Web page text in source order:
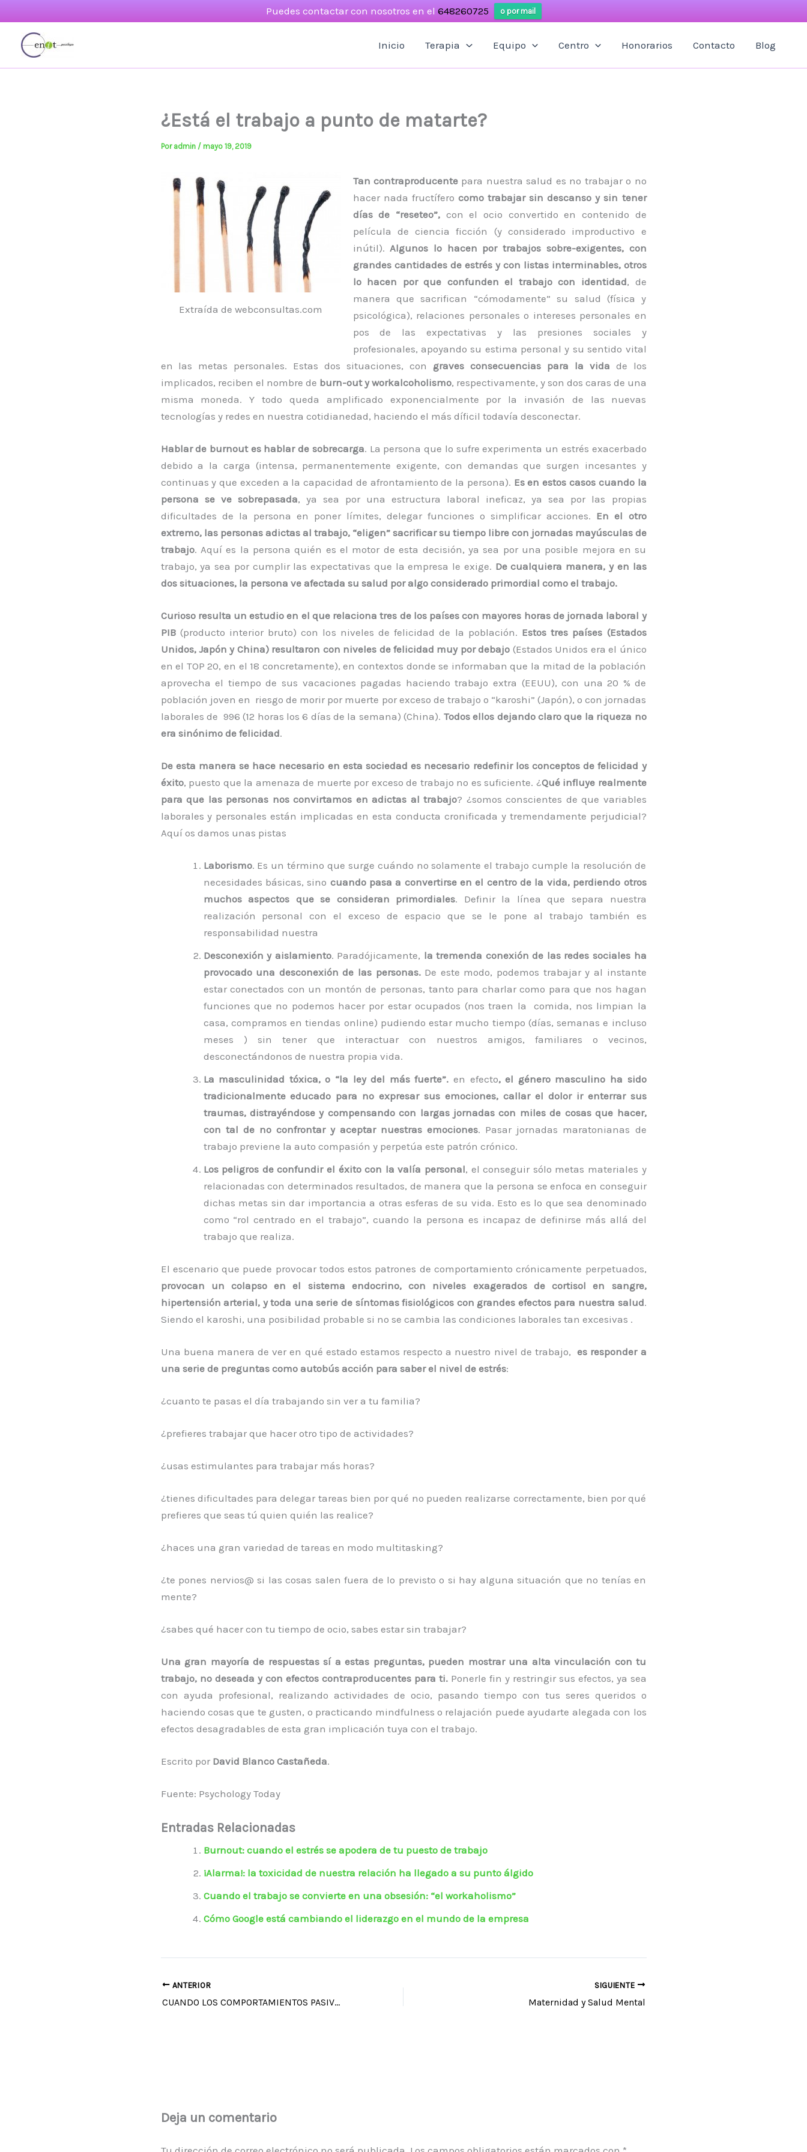
Puedes contactar con nosotros en el 648260725 o por mail
Inicio Terapia Equipo Centro Honorarios Contacto Blog
¿Está el trabajo a punto de matarte?
Por admin / mayo 19, 2019
Extraída de webconsultas.com
Tan contraproducentepara nuestra salud es no trabajar o no
hacer nada fructífero como trabajar sin descanso y sin tener
días de “reseteo”,con el ocio convertido en contenido de
película de ciencia ficción (y considerado improductivo e
inútil).Algunos lo hacen por trabajos sobre-exigentes, con
grandes cantidades de estrés y con listas interminables, otros
lo hacen por que confunden el trabajo con identidad, de
manera que sacrifican “cómodamente” su salud (física y
psicológica), relaciones personales o intereses personales en
pos de las expectativas y las presiones sociales y
profesionales, apoyando su estima personal y su sentido vital
en las metas personales. Estas dos situaciones, con graves consecuencias para la vida de los
implicados, reciben el nombre de burn-out y workalcoholismo, respectivamente, y son dos caras de una
misma moneda. Y todo queda amplificado exponencialmente por la invasión de las nuevas
tecnologías y redes en nuestra cotidianedad, haciendo el más díficil todavía desconectar.
Hablar de burnout es hablar de sobrecarga. La persona que lo sufre experimenta un estrés exacerbado
debido a la carga (intensa, permanentemente exigente, con demandas que surgen incesantes y
continuas y que exceden a la capacidad de afrontamiento de la persona). Es en estos casos cuando la
persona se ve sobrepasada, ya sea por una estructura laboral ineficaz, ya sea por las propias
dificultades de la persona en poner límites, delegar funciones o simplificar acciones. En el otro
extremo, las personas adictas al trabajo, “eligen” sacrificar su tiempo libre con jornadas mayúsculas de
trabajo. Aquí es la persona quién es el motor de esta decisión, ya sea por una posible mejora en su
trabajo, ya sea por cumplir las expectativas que la empresa le exige. De cualquiera manera, y en las
dos situaciones, la persona ve afectada su salud por algo considerado primordial como el trabajo.
Curioso resulta un estudio en el que relaciona tres de los países con mayores horas de jornada laboral y
PIB(producto interior bruto) con los niveles de felicidad de la población. Estos tres países (Estados
Unidos, Japón y China) resultaron con niveles de felicidad muy por debajo (Estados Unidos era el único
en el TOP 20, en el 18 concretamente), en contextos donde se informaban que la mitad de la población
aprovecha el tiempo de sus vacaciones pagadas haciendo trabajo extra (EEUU), con una 20 % de
población joven en riesgo de morir por muerte por exceso de trabajo o “karoshi” (Japón), o con jornadas
laborales de 996 (12 horas los 6 días de la semana) (China). Todos ellos dejando claro que la riqueza no
era sinónimo de felicidad.
De esta manera se hace necesario en esta sociedad es necesario redefinir los conceptos de felicidad y
éxito, puesto que la amenaza de muerte por exceso de trabajo no es suficiente. ¿Qué influye realmente
para que las personas nos convirtamos en adictas al trabajo? ¿somos conscientes de que variables
laborales y personales están implicadas en esta conducta cronificada y tremendamente perjudicial?
Aquí os damos unas pistas
Laborismo. Es un término que surge cuándo no solamente el trabajo cumple la resolución de
necesidades básicas, sino cuando pasa a convertirse en el centro de la vida, perdiendo otros
muchos aspectos que se consideran primordiales. Definir la línea que separa nuestra
realización personal con el exceso de espacio que se le pone al trabajo también es
responsabilidad nuestra
Desconexión y aislamiento. Paradójicamente, la tremenda conexión de las redes sociales ha
provocado una desconexión de las personas.De este modo, podemos trabajar y al instante
estar conectados con un montón de personas, tanto para charlar como para que nos hagan
funciones que no podemos hacer por estar ocupados (nos traen la comida, nos limpian la
casa, compramos en tiendas online) pudiendo estar mucho tiempo (días, semanas e incluso
meses ) sin tener que interactuar con nuestros amigos, familiares o vecinos,
desconectándonos de nuestra propia vida.
La masculinidad tóxica, o “la ley del más fuerte”. en efecto, el género masculino ha sido
tradicionalmente educado para no expresar sus emociones, callar el dolor ir enterrar sus
traumas, distrayéndose y compensando con largas jornadas con miles de cosas que hacer,
con tal de no confrontar y aceptar nuestras emociones. Pasar jornadas maratonianas de
trabajo previene la auto compasión y perpetúa este patrón crónico.
Los peligros de confundir el éxito con la valía personal, el conseguir sólo metas materiales y
relacionadas con determinados resultados, de manera que la persona se enfoca en conseguir
dichas metas sin dar importancia a otras esferas de su vida. Esto es lo que sea denominado
como “rol centrado en el trabajo”, cuando la persona es incapaz de definirse más allá del
trabajo que realiza.
El escenario que puede provocar todos estos patrones de comportamiento crónicamente perpetuados,
provocan un colapso en el sistema endocrino, con niveles exagerados de cortisol en sangre,
hipertensión arterial, y toda una serie de síntomas fisiológicos con grandes efectos para nuestra salud.
Siendo el karoshi, una posibilidad probable si no se cambia las condiciones laborales tan excesivas .
Una buena manera de ver en qué estado estamos respecto a nuestro nivel de trabajo,es responder a
una serie de preguntas como autobús acción para saber el nivel de estrés:
¿cuanto te pasas el día trabajando sin ver a tu familia?
¿prefieres trabajar que hacer otro tipo de actividades?
¿usas estimulantes para trabajar más horas?
¿tienes dificultades para delegar tareas bien por qué no pueden realizarse correctamente, bien por qué
prefieres que seas tú quien quién las realice?
¿haces una gran variedad de tareas en modo multitasking?
¿te pones nervios@ si las cosas salen fuera de lo previsto o si hay alguna situación que no tenías en
mente?
¿sabes qué hacer con tu tiempo de ocio, sabes estar sin trabajar?
Una gran mayoría de respuestas sí a estas preguntas, pueden mostrar una alta vinculación con tu
trabajo, no deseada y con efectos contraproducentes para ti.Ponerle fin y restringir sus efectos, ya sea
con ayuda profesional, realizando actividades de ocio, pasando tiempo con tus seres queridos o
haciendo cosas que te gusten, o practicando mindfulness o relajación puede ayudarte alegada con los
efectos desagradables de esta gran implicación tuya con el trabajo.
Escrito por David Blanco Castañeda.
Fuente: Psychology Today
Entradas Relacionadas
Burnout: cuando el estrés se apodera de tu puesto de trabajo
¡Alarma!: la toxicidad de nuestra relación ha llegado a su punto álgido
Cuando el trabajo se convierte en una obsesión: “el workaholismo”
Cómo Google está cambiando el liderazgo en el mundo de la empresa
ANTERIOR
CUANDO LOS COMPORTAMIENTOS PASIVO-AGRESIVOS INFLUYEN EN TU ENTORNO LABORAL
SIGUIENTE
Maternidad y Salud Mental
Deja un comentario